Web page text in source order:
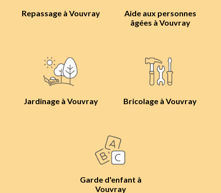
Repassage à Vouvray
Aide aux personnes
âgées à Vouvray
Jardinage à Vouvray Bricolage à Vouvray
Garde d'enfant à
Vouvray